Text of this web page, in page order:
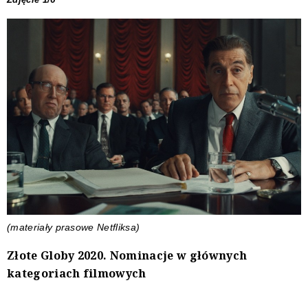
(materiały prasowe Netfliksa)
Złote Globy 2020. Nominacje w głównych
kategoriach filmowych